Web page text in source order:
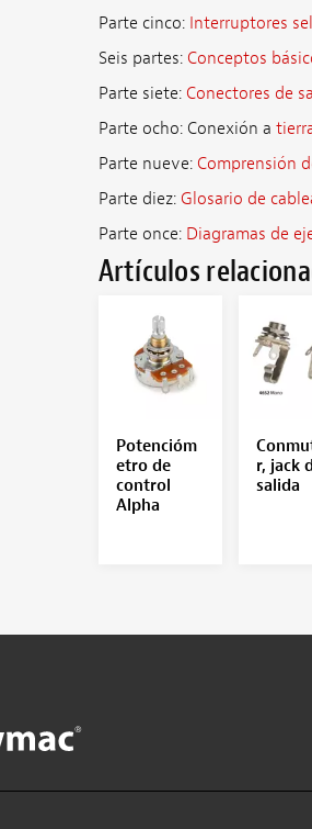
Parte cinco: Interruptores
Seis partes: Conceptos
Parte siete: Conectores de
Parte ocho: Conexión a
Parte nueve: Comprensión
Parte diez: Glosario de
Parte once: Diagramas de
Artículos
Potencióm
etro de
control
Alpha
r, jack
salida